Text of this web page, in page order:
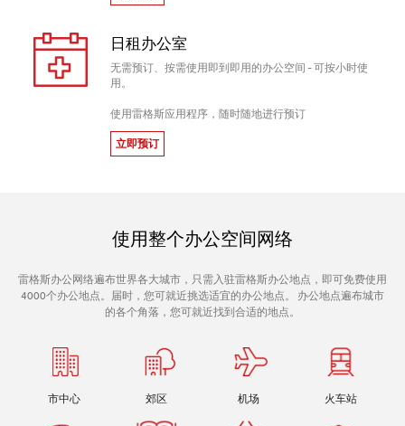
日租办公室
无需预订、按需使用即到即用的办公空间 - 可按小时使
用。
使用雷格斯应用程序，随时随地进行预订
立即预订
使用整个办公空间网络
雷格斯办公网络遍布世界各大城市，只需入驻雷格斯办公地点，即可免费使用
4000个办公地点。届时，您可就近挑选适宜的办公地点。 办公地点遍布城市
的各个角落，您可就近找到合适的地点。
市中心 郊区 机场 火车站